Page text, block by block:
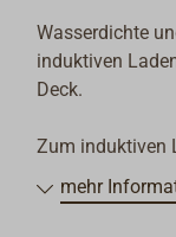
Wasserdichte
induktiven
Deck.
Zum induktiven
120 mm bis
wasserdichten
mehr